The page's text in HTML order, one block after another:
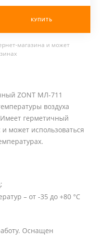
КУПИТЬ
магазина и может
ZONT МЛ-711
воздуха
герметичный
может использоваться
– от -35 до +80 °C
Оснащен